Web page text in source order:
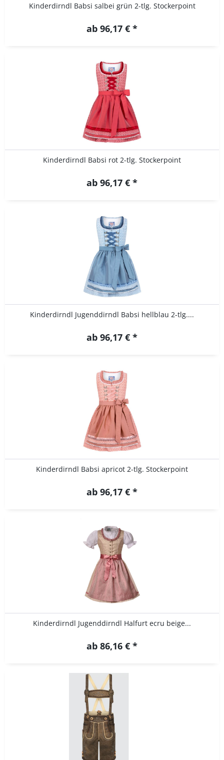
Kinderdirndl Babsi salbei grün 2-tlg. Stockerpoint
ab 96,17 € *
Kinderdirndl Babsi rot 2-tlg. Stockerpoint
ab 96,17 € *
Kinderdirndl Jugenddirndl Babsi hellblau 2-tlg....
ab 96,17 € *
Kinderdirndl Babsi apricot 2-tlg. Stockerpoint
ab 96,17 € *
Kinderdirndl Jugenddirndl Halfurt ecru beige...
ab 86,16 € *